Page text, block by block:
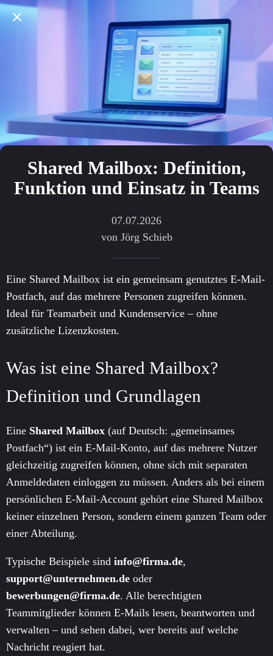
Shared Mailbox: Definition,
Funktion und Einsatz in Teams
07.07.2026
von Jörg Schieb
Eine Shared Mailbox ist ein gemeinsam genutztes E-Mail-
Postfach, auf das mehrere Personen zugreifen können.
Ideal für Teamarbeit und Kundenservice – ohne
zusätzliche Lizenzkosten.
Was ist eine Shared Mailbox?
Definition und Grundlagen
Eine Shared Mailbox (auf Deutsch: „gemeinsames
Postfach“) ist ein E-Mail-Konto, auf das mehrere Nutzer
gleichzeitig zugreifen können, ohne sich mit separaten
Anmeldedaten einloggen zu müssen. Anders als bei einem
persönlichen E-Mail-Account gehört eine Shared Mailbox
keiner einzelnen Person, sondern einem ganzen Team oder
einer Abteilung.
Typische Beispiele sind info@firma.de,
support@unternehmen.de oder
bewerbungen@firma.de. Alle berechtigten
Teammitglieder können E-Mails lesen, beantworten und
verwalten – und sehen dabei, wer bereits auf welche
Nachricht reagiert hat.